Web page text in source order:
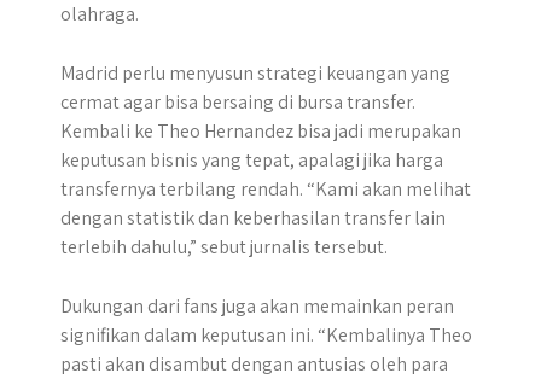
olahraga.
Madrid perlu menyusun strategi keuangan yang
cermat agar bisa bersaing di bursa transfer.
Kembali ke Theo Hernandez bisa jadi merupakan
keputusan bisnis yang tepat, apalagi jika harga
transfernya terbilang rendah. “Kami akan melihat
dengan statistik dan keberhasilan transfer lain
terlebih dahulu,” sebut jurnalis tersebut.
Dukungan dari fans juga akan memainkan peran
signifikan dalam keputusan ini. “Kembalinya Theo
pasti akan disambut dengan antusias oleh para